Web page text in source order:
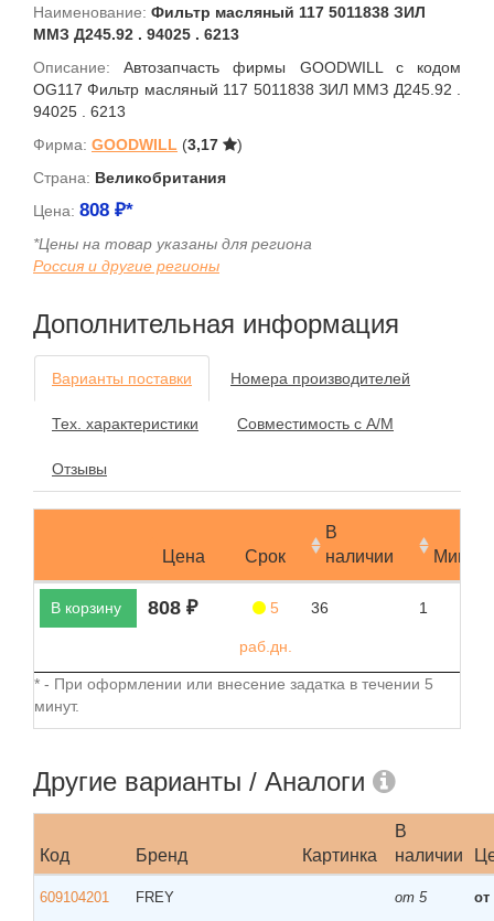
Наименование: Фильтр масляный 117 5011838 ЗИЛ
ММЗ Д245.92 . 94025 . 6213
Описание:Автозапчасть фирмы GOODWILL с кодом
OG117 Фильтр масляный 117 5011838 ЗИЛ ММЗ Д245.92 .
94025 . 6213
Фирма: GOODWILL (3,17
)
Страна: Великобритания
Цена: 808 ₽*
*Цены на товар указаны для региона
Россия и другие регионы
Дополнительная информация
Варианты поставки Номера производителей
Тех. характеристики Совместимость с А/М
Отзывы
Цена Срок
В
наличии
В корзину 808 ₽ 5
раб.дн.
36 1
* - При оформлении или внесение задатка в течении 5
минут.
Другие варианты / Аналоги
Код Бренд Картинка
В
наличии
609104201 FREY
от 5
от